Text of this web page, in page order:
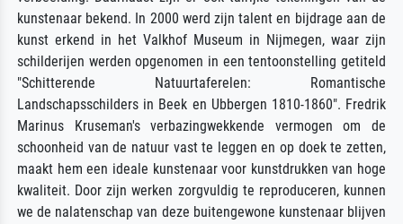
kunstenaar bekend. In 2000 werd zijn talent en bijdrage aan de
kunst erkend in het Valkhof Museum in Nijmegen, waar zijn
schilderijen werden opgenomen in een tentoonstelling getiteld
"Schitterende Natuurtaferelen: Romantische
Landschapsschilders in Beek en Ubbergen 1810-1860". Fredrik
Marinus Kruseman's verbazingwekkende vermogen om de
schoonheid van de natuur vast te leggen en op doek te zetten,
maakt hem een ideale kunstenaar voor kunstdrukken van hoge
kwaliteit. Door zijn werken zorgvuldig te reproduceren, kunnen
we de nalatenschap van deze buitengewone kunstenaar blijven